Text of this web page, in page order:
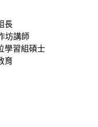
長
坊講師
學習組碩士
育